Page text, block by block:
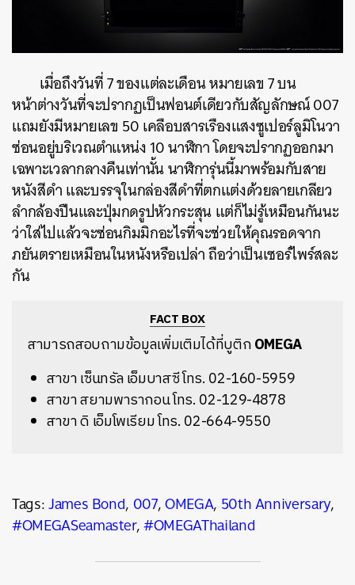
เมื่อถึงวันที่ 7 ของแต่ละเดือน หมายเลข 7 บน
หน้าต่างวันที่จะปรากฏเป็นฟอนต์เดียวกับสัญลักษณ์ 007
แถมยังมีหมายเลข 50 เคลือบสารเรืองแสงซูเปอร์ลูมิโนวา
ซ่อนอยู่บริเวณตำแหน่ง 10 นาฬิกา โดยจะปรากฏออกมา
เฉพาะเวลากลางคืนเท่านั้น นาฬิการุ่นนี้มาพร้อมกับสาย
หนังสีดำ และบรรจุในกล่องสีดำที่ตกแต่งด้วยลายเกลียว
ลำกล้องปืนและปุ่มกดรูปหัวกระสุน แต่ก็ไม่รู้เหมือนกันนะ
ว่าใส่ไปแล้วจะซ่อนกิมมิกอะไรที่จะช่วยให้คุณรอดจาก
ภยันตรายเหมือนในหนังหรือเปล่า ถือว่าเป็นเซอร์ไพร์สละ
กัน
FACT BOX
สามารถสอบถามข้อมูลเพิ่มเติมได้ที่บูติกOMEGA
สาขา เซ็นทรัล เอ็มบาสซี โทร. 02-160-5959
สาขา สยามพารากอน โทร. 02-129-4878
สาขา ดิ เอ็มโพเรียม โทร. 02-664-9550
Tags:James Bond, 007,OMEGA, 50th Anniversary,
#OMEGASeamaster,#OMEGAThailand